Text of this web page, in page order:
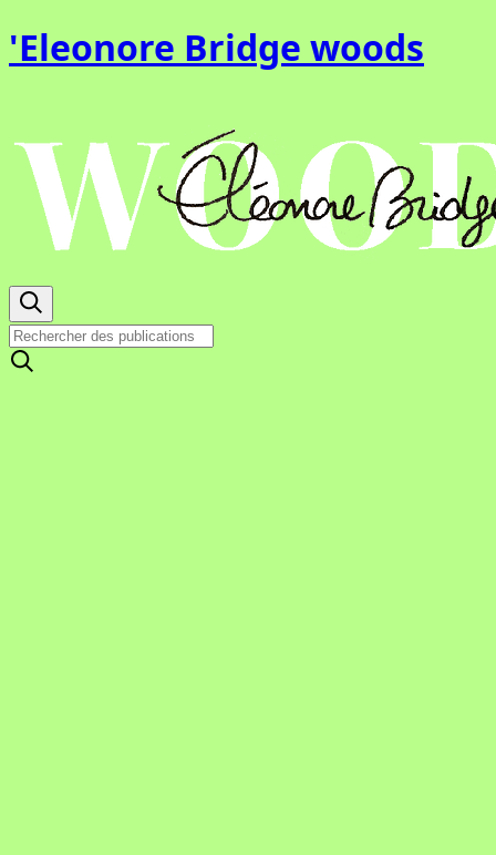
'Eleonore Bridge woods